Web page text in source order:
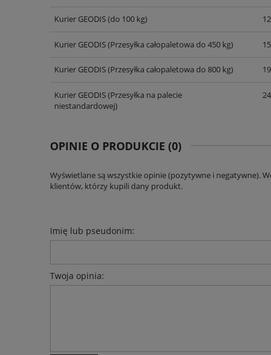
Kurier GEODIS(do 100 kg)
Kurier GEODIS(Przesyłka całopaletowa do 450 kg)
Kurier GEODIS(Przesyłka całopaletowa do 800 kg)
Kurier GEODIS(Przesyłka na palecie
niestandardowej)
OPINIE O PRODUKCIE (0)
Wyświetlane są wszystkie opinie (pozytywne i negatywne).
klientów, którzy kupili dany produkt.
Imię lub pseudonim:
Twoja opinia: